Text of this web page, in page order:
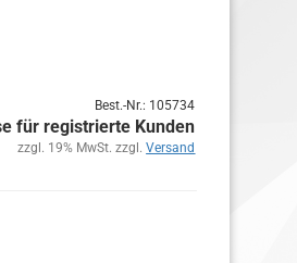
Best.-Nr.: 105734
für registrierte Kunden
zzgl. 19% MwSt. zzgl.Versand